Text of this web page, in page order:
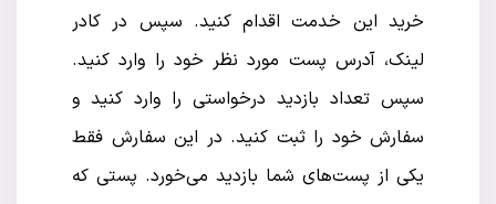
خرید این خدمت اقدام کنید. سپس در کادر
لینک، آدرس پست مورد نظر خود را وارد کنید.
سپس تعداد بازدید درخواستی را وارد کنید و
سفارش خود را ثبت کنید. در این سفارش فقط
یکی از پست‌های شما بازدید می‌خورد. پستی که